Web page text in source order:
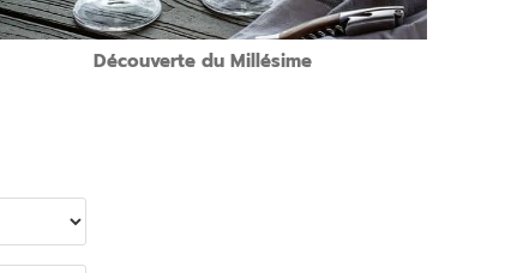
Découverte du Millésime